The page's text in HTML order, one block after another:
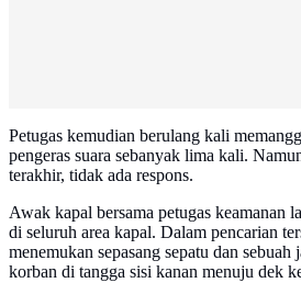
Petugas kemudian berulang kali
pengeras suara sebanyak lima kali.
terakhir, tidak ada respons.
Awak kapal bersama petugas keamanan
di seluruh area kapal. Dalam pencarian
menemukan sepasang sepatu dan
korban di tangga sisi kanan menuju dek